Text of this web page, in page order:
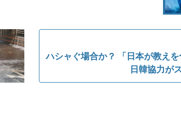
ハシャぐ場合か？ 「日本が教え
日韓協力が